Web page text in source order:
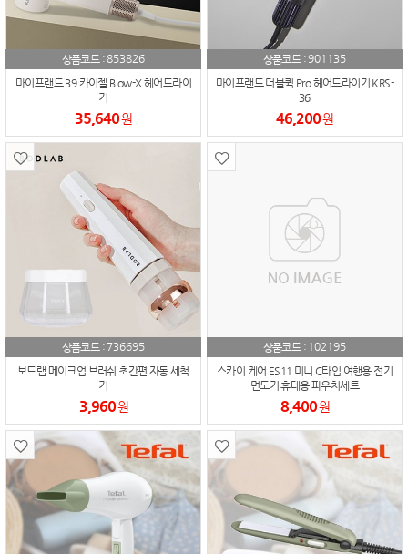
상품코드 :853826
마이프랜드 39 카이젤 Blow-X 헤어드라이
기
35,640원
상품코드 :901135
마이프랜드 더블퀵 Pro 헤어드라이기 KRS-
36
46,200원
상품코드 : 736695
보드랩 메이크업 브러쉬 초간편 자동 세척
기
3,960원
상품코드 : 102195
스카이 케어 ES11 미니 C타입 여행용 전기
면도기 휴대용 파우치세트
8,400원